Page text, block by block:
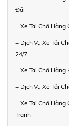
Đãi
+ Xe Tải Chở Hàng
+ Dịch Vụ Xe Tải
24/7
+ Xe Tải Chở Hàng
+ Dịch Vụ Xe Tải
+ Xe Tải Chở Hàng
Tranh